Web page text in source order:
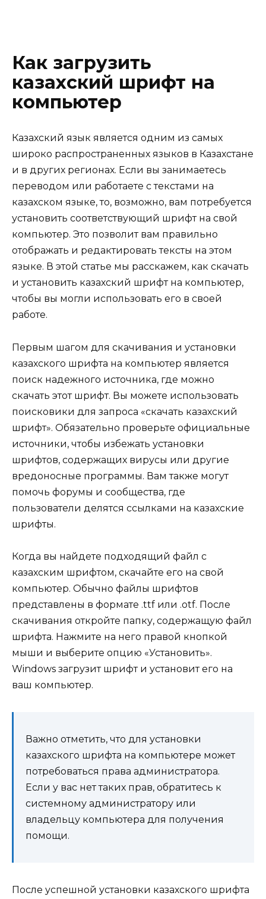
Как загрузить
казахский шрифт на
компьютер
Казахский язык является одним из самых
широко распространенных языков в Казахстане
и в других регионах. Если вы занимаетесь
переводом или работаете с текстами на
казахском языке, то, возможно, вам потребуется
установить соответствующий шрифт на свой
компьютер. Это позволит вам правильно
отображать и редактировать тексты на этом
языке. В этой статье мы расскажем, как скачать
и установить казахский шрифт на компьютер,
чтобы вы могли использовать его в своей
работе.
Первым шагом для скачивания и установки
казахского шрифта на компьютер является
поиск надежного источника, где можно
скачать этот шрифт. Вы можете использовать
поисковики для запроса «скачать казахский
шрифт». Обязательно проверьте официальные
источники, чтобы избежать установки
шрифтов, содержащих вирусы или другие
вредоносные программы. Вам также могут
помочь форумы и сообщества, где
пользователи делятся ссылками на казахские
шрифты.
Когда вы найдете подходящий файл с
казахским шрифтом, скачайте его на свой
компьютер. Обычно файлы шрифтов
представлены в формате .ttf или .otf. После
скачивания откройте папку, содержащую файл
шрифта. Нажмите на него правой кнопкой
мыши и выберите опцию «Установить».
Windows загрузит шрифт и установит его на
ваш компьютер.
Важно отметить, что для установки
казахского шрифта на компьютере может
потребоваться права администратора.
Если у вас нет таких прав, обратитесь к
системному администратору или
владельцу компьютера для получения
помощи.
После успешной установки казахского шрифта